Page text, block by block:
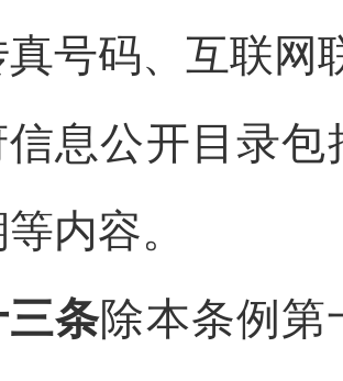
号码、互联网
息公开目录
内容。
条除本条例